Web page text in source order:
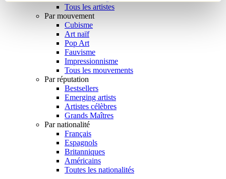
Tous les artistes
Par mouvement
Cubisme
Art naïf
Pop Art
Fauvisme
Impressionnisme
Tous les mouvements
Par réputation
Bestsellers
Emerging artists
Artistes célèbres
Grands Maîtres
Par nationalité
Français
Espagnols
Britanniques
Américains
Toutes les nationalités